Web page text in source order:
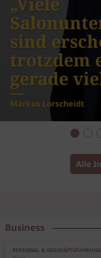
sind
trotzdem
gerade
Markus Lorscheidt
Alle
Business
PERSONAL & GESCHÄFTSFÜHRUNG